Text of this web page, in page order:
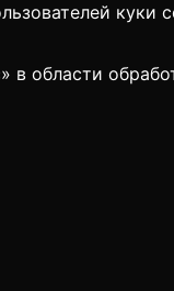
куки
области